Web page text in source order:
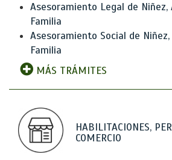
Asesoramiento Legal de Niñez,
Familia
Asesoramiento Social de
Familia
MÁS TRÁMITES
HABILITACIONES,
COMERCIO